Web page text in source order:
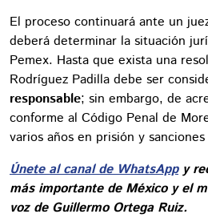
El proceso continuará ante un
deberá determinar la situación
Pemex. Hasta que exista una
Rodríguez Padilla debe ser
responsable; sin embargo, de
conforme al Código Penal de
varios años en prisión y
Únete al canal de WhatsAppy
más importante de México y el
voz de Guillermo Ortega Ruiz.